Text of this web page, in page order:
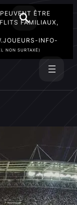
ÊTRE
FAMILIAUX,
INFO-
NON SURTAXÉ)